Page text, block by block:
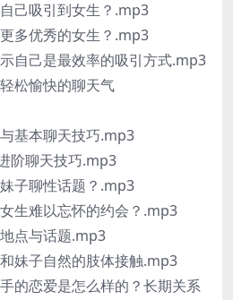
己吸引到女生？.mp3
多优秀的女生？.mp3
自己是最效率的吸引方式.mp3
松愉快的聊天气
基本聊天技巧.mp3
阶聊天技巧.mp3
子聊性话题？.mp3
生难以忘怀的约会？.mp3
点与话题.mp3
妹子自然的肢体接触.mp3
的恋爱是怎么样的？长期关系